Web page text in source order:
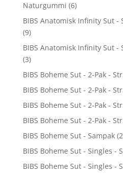
Naturgummi (6)
BIBS Anatomisk Infinity Sut -
(9)
BIBS Anatomisk Infinity Sut -
(3)
BIBS Boheme Sut - 2-Pak -
BIBS Boheme Sut - 2-Pak -
BIBS Boheme Sut - 2-Pak -
BIBS Boheme Sut - 2-Pak -
BIBS Boheme Sut - Sampak
BIBS Boheme Sut - Singles -
BIBS Boheme Sut - Singles -